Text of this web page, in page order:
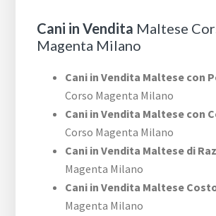
Cani in Vendita Maltese
Magenta Milano
Cani in Vendita Maltese con
Corso Magenta Milano
Cani in Vendita Maltese con
Corso Magenta Milano
Cani in Vendita Maltese di
Magenta Milano
Cani in Vendita Maltese
Magenta Milano